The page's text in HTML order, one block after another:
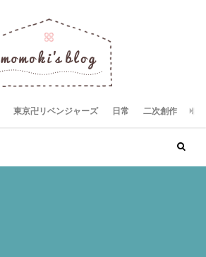
東京卍リベンジャーズ 日常 二次創作 お